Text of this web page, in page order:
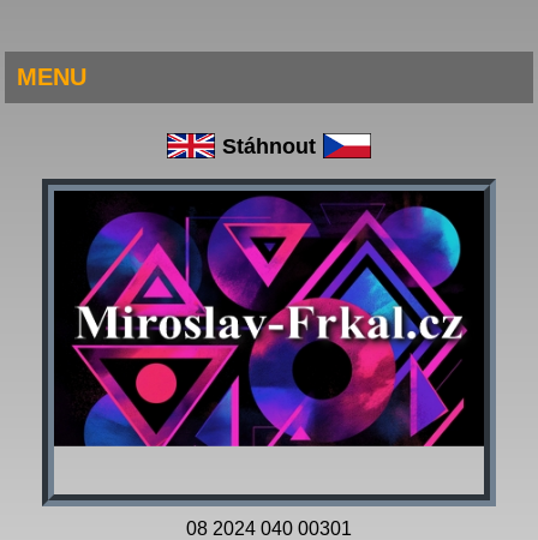
MENU
Stáhnout
08 2024 040 00301